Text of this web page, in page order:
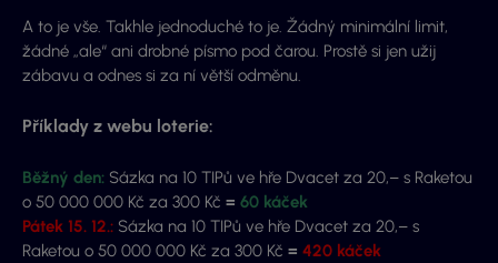
A to je vše. Takhle jednoduché to je. Žádný minimální limit,
žádné „ale“ ani drobné písmo pod čarou. Prostě si jen užij
zábavu a odnes si za ní větší odměnu.
Příklady z webu loterie:
Běžný den: Sázka na 10 TIPů ve hře Dvacet za 20,– s Raketou
o 50 000 000 Kč za 300 Kč = 60 káček
Pátek 15. 12.: Sázka na 10 TIPů ve hře Dvacet za 20,– s
Raketou o 50 000 000 Kč za 300 Kč = 420 káček